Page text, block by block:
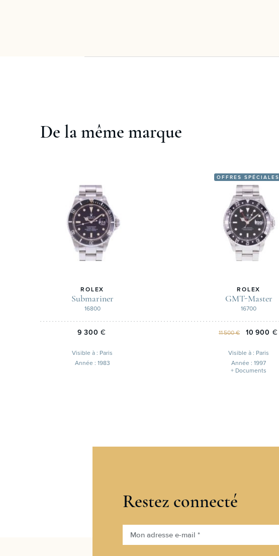
De la même marque
ROLEX
Submariner
16800
9 300 €
Visible à : Paris
Année : 1983
OFFRES SPÉCIALES
ROLEX
GMT-Master
16700
11 500 € 10 900 €
Visible à : Paris
Année : 1997
+ Documents
Restez connecté
Mon adresse e-mail *